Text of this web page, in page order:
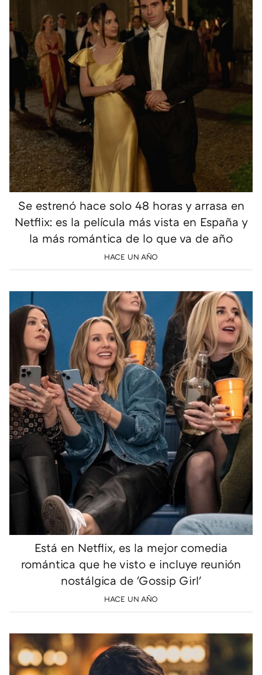
Se estrenó hace solo 48 horas y arrasa en
Netflix: es la película más vista en España y
la más romántica de lo que va de año
HACE UN AÑO
Está en Netflix, es la mejor comedia
romántica que he visto e incluye reunión
nostálgica de 'Gossip Girl'
HACE UN AÑO